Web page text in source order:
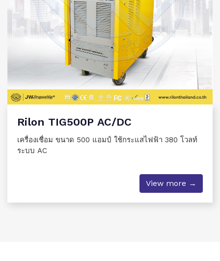
Rilon TIG500P AC/DC
เครื่องเชื่อม ขนาด 500 แอมป์ ใช้กระแสไฟฟ้า 380 โวลท์
ระบบ AC
View more →